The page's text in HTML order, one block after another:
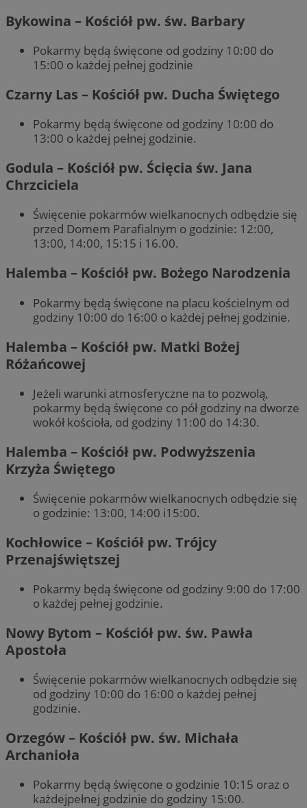
Bykowina – Kościół pw. św. Barbary
Pokarmy będą święcone od godziny 10:00 do
15:00 o każdej pełnej godzinie
Czarny Las – Kościół pw. Ducha Świętego
Pokarmy będą święcone od godziny 10:00 do
13:00 o każdej pełnej godzinie.
Godula – Kościół pw. Ścięcia św. Jana
Chrzciciela
Święcenie pokarmów wielkanocnych odbędzie się
przed Domem Parafialnym o godzinie: 12:00,
13:00, 14:00, 15:15 i 16.00.
Halemba – Kościół pw. Bożego Narodzenia
Pokarmy będą święcone na placu kościelnym od
godziny 10:00 do 16:00 o każdej pełnej godzinie.
Halemba – Kościół pw. Matki Bożej
Różańcowej
Jeżeli warunki atmosferyczne na to pozwolą,
pokarmy będą święcone co pół godziny na dworze
wokół kościoła, od godziny 11:00 do 14:30.
Halemba – Kościół pw. Podwyższenia
Krzyża Świętego
Święcenie pokarmów wielkanocnych odbędzie się
o godzinie: 13:00, 14:00 i15:00.
Kochłowice – Kościół pw. Trójcy
Przenajświętszej
Pokarmy będą święcone od godziny 9:00 do 17:00
o każdej pełnej godzinie.
Nowy Bytom – Kościół pw. św. Pawła
Apostoła
Święcenie pokarmów wielkanocnych odbędzie się
od godziny 10:00 do 16:00 o każdej pełnej
godzinie.
Orzegów – Kościół pw. św. Michała
Archanioła
Pokarmy będą święcone o godzinie 10:15 oraz o
każdejpełnej godzinie do godziny 15:00.